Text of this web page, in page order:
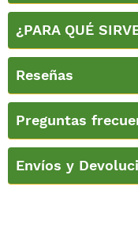
¿PARA QUÉ
Reseñas
Preguntas
Envíos y